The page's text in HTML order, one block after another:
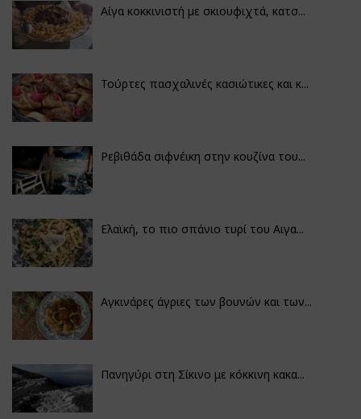
Αίγα κοκκινιστή με σκιουφιχτά, κατσ...
Τούρτες πασχαλινές κασιώτικες και κ...
Ρεβιθάδα σιφνέικη στην κουζίνα του...
Ελαϊκή, το πιο σπάνιο τυρί του Αιγα...
Αγκινάρες άγριες των βουνών και των...
Πανηγύρι στη Σίκινο με κόκκινη κακα...